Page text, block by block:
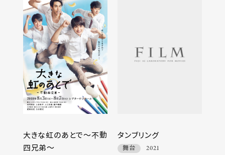
大きな虹のあとで～不動
四兄弟～
タンブリング
舞台 2021